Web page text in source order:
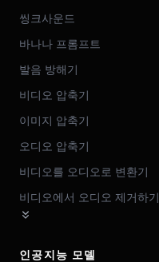
씽크사운드
바나나 프롬프트
발음 방해기
비디오 압축기
이미지 압축기
오디오 압축기
비디오를 오디오로 변환기
비디오에서 오디오 제거하기
인공지능 모델